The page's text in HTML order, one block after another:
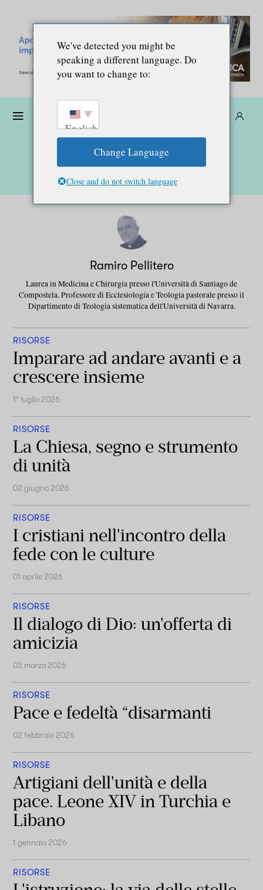
Ramiro Pellitero
Laurea in Medicina e Chirurgia presso l'Università di Santiago de
Compostela. Professore di Ecclesiologia e Teologia pastorale presso il
Dipartimento di Teologia sistematica dell'Università di Navarra.
RISORSE
Imparare ad andare avanti e a
crescere insieme
1° luglio 2026
RISORSE
La Chiesa, segno e strumento
di unità
02 giugno 2026
RISORSE
I cristiani nell'incontro della
fede con le culture
01 aprile 2026
RISORSE
Il dialogo di Dio: un'offerta di
amicizia
03 marzo 2026
RISORSE
Pace e fedeltà “disarmanti
02 febbraio 2026
RISORSE
Artigiani dell'unità e della
pace. Leone XIV in Turchia e
Libano
1 gennaio 2026
RISORSE
We've detected you might be
speaking a different language. Do
you want to change to:
English
Change Language
Close and do not switch language